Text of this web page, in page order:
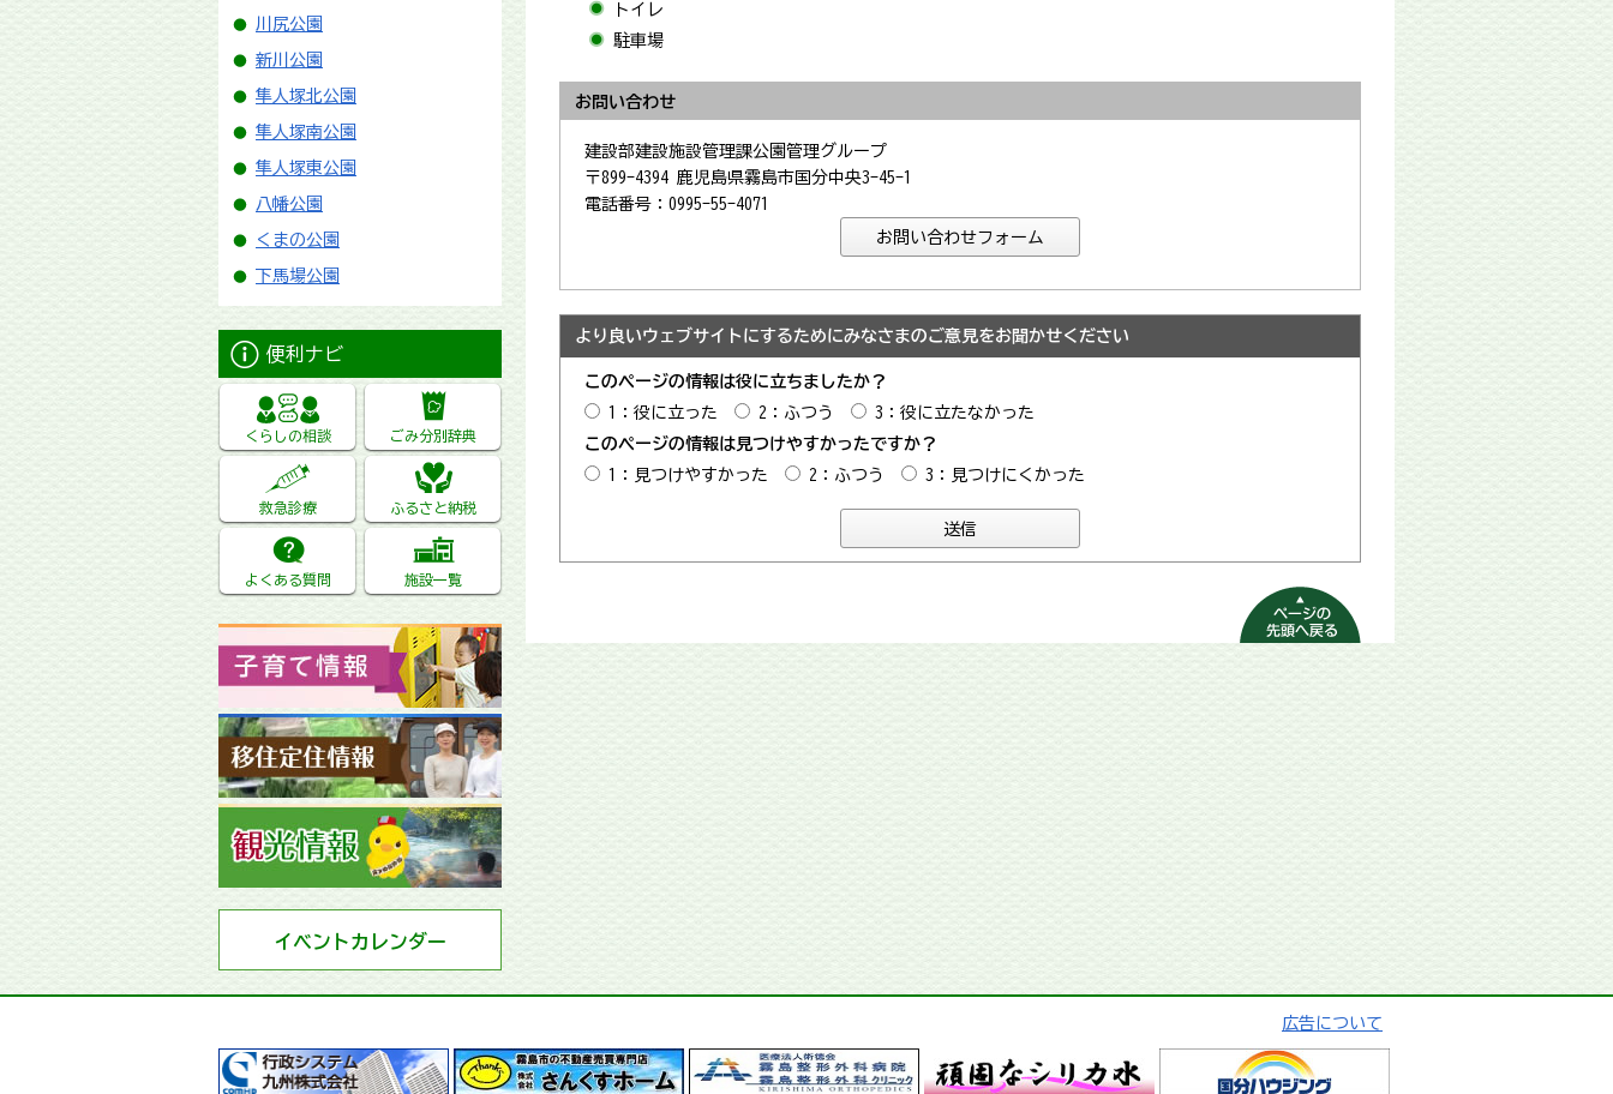
川尻公園
新川公園
隼人塚北公園
隼人塚南公園
隼人塚東公園
八幡公園
くまの公園
下馬場公園
便利ナビ
くらしの相談 ごみ分別辞典
救急診療 ふるさと納税
よくある質問 施設一覧
イベントカレンダー
トイレ
駐車場
お問い合わせ
建設部建設施設管理課公園管理グループ
〒899-4394 鹿児島県霧島市国分中央3-45-1
電話番号：0995-55-4071
より良いウェブサイトにするためにみなさまのご意見をお聞かせください
このページの情報は役に立ちましたか？
1：役に立った
2：ふつう
3：役に立たなかった
このページの情報は見つけやすかったですか？
1：見つけやすかった
2：ふつう 3：見つけにくかった
ページの先頭へ
戻る
広告について